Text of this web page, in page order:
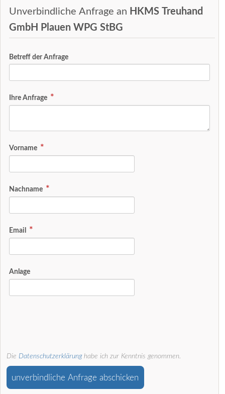
Unverbindliche Anfrage an HKMS Treuhand
GmbH Plauen WPG StBG
Betreff der Anfrage
Ihre Anfrage
Vorname
Nachname
Email
Anlage
Die Datenschutzerklärunghabe ich zur Kenntnis genommen.
unverbindliche Anfrage abschicken